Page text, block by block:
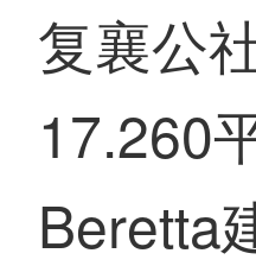
复襄公
17.260
Beretta